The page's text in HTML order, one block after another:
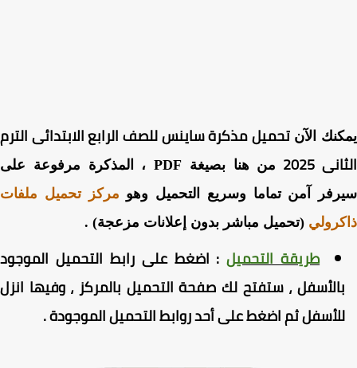
الآنتحميل مذكرة ساينس للصف الرابع الابتدائى الترم
2025
من هنا بصيغة PDF ، المذكرة مرفوعة على
آمن تماما وسريع التحميل وهومركز تحميل ملفات
(تحميل مباشر بدون إعلانات مزعجة) .
طريقة التحميل: اضغطعلى رابط التحميل الموجود
، ستفتح لك صفحة التحميل بالمركز ، وفيها انزل
ثم اضغط على أحد روابط التحميل الموجودة.